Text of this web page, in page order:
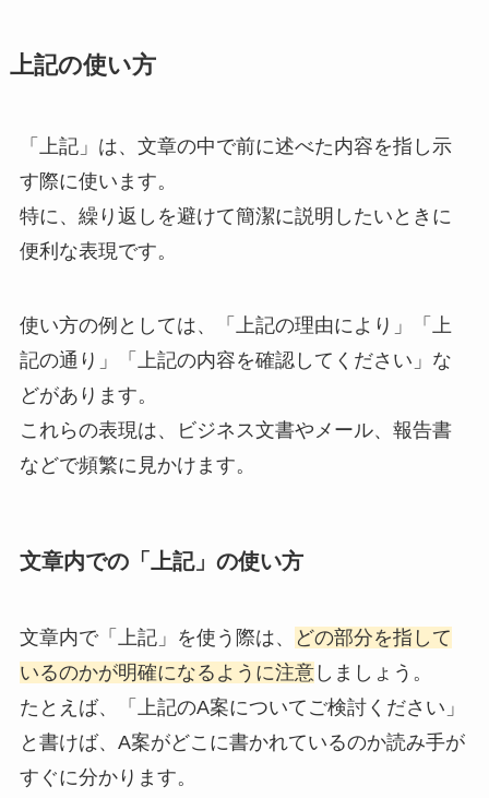
上記の使い方
「上記」は、文章の中で前に述べた内容を指し示
す際に使います。
特に、繰り返しを避けて簡潔に説明したいときに
便利な表現です。
使い方の例としては、「上記の理由により」「上
記の通り」「上記の内容を確認してください」な
どがあります。
これらの表現は、ビジネス文書やメール、報告書
などで頻繁に見かけます。
文章内での「上記」の使い方
文章内で「上記」を使う際は、
どの部分を指して
いるのかが明確になるように注意しましょう。
たとえば、「上記のA案についてご検討ください」
と書けば、A案がどこに書かれているのか読み手が
すぐに分かります。